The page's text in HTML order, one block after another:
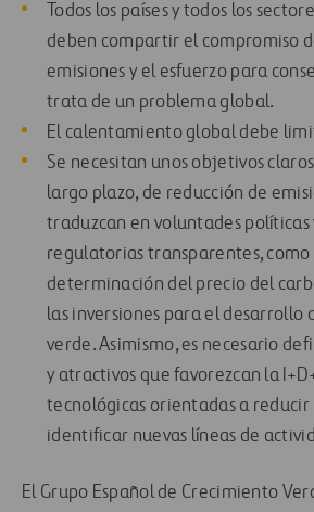
Todos los países y todos los
deben compartir el compromiso
emisiones y el esfuerzo para
trata de un problema global.
El calentamiento global debe
Se necesitan unos objetivos
largo plazo, de reducción de
traduzcan en voluntades políticas
regulatorias transparentes,
determinación del precio del
las inversiones para el desarrollo
verde. Asimismo, es necesario
y atractivos que favorezcan la
tecnológicas orientadas a reducir
identificar nuevas líneas de
El Grupo Español de Crecimiento